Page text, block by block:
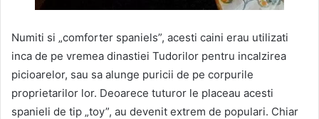
Numiti si „comforter spaniels”, acesti caini erau utilizati
inca de pe vremea dinastiei Tudorilor pentru incalzirea
picioarelor, sau sa alunge puricii de pe corpurile
proprietarilor lor. Deoarece tuturor le placeau acesti
spanieli de tip „toy”, au devenit extrem de populari. Chiar